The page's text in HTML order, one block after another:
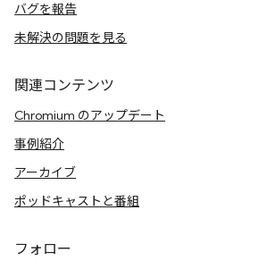
バグを報告
未解決の問題を見る
関連コンテンツ
Chromium のアップデート
事例紹介
アーカイブ
ポッドキャストと番組
フォロー